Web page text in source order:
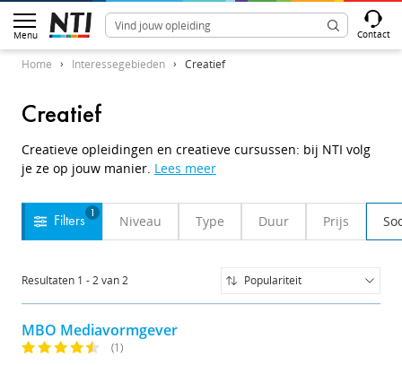
Menu Contact
Home Interessegebieden Creatief
Creatief
Creatieve opleidingen en creatieve cursussen: bij NTI volg
je ze op jouw manier. Lees meer
Filters
1 Niveau Type Duur Prijs
Resultaten 1 -2van2
Populariteit
Populariteit
MBO Mediavormgever
(1)